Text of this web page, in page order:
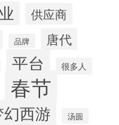
供应商
品牌 唐代
平台 很多人
春节
幻西游 汤圆